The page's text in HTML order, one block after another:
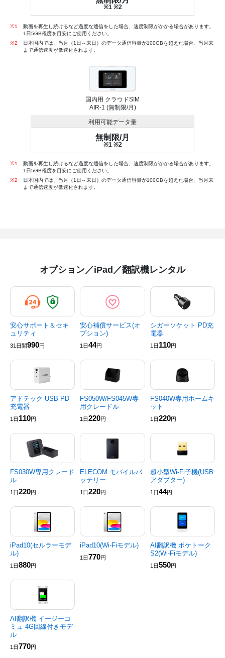
※1 ※2
※1
動画を再生し続けるなど過度な通信をした場合、速度制限がかかる場合があります。
1日5GB程度を目安にご使用ください。
※2
日本国内では、当月（1日～末日）のデータ通信容量が100GBを超えた場合、当月末
まで通信速度が低速化されます。
国内用 クラウドSIM
AIR-1 (無制限/月)
利用可能データ量
無制限/月
※1 ※2
※1
動画を再生し続けるなど過度な通信をした場合、速度制限がかかる場合があります。
1日5GB程度を目安にご使用ください。
※2
日本国内では、当月（1日～末日）のデータ通信容量が100GBを超えた場合、当月末
まで通信速度が低速化されます。
オプション／iPad／翻訳機レンタル
安心サポート＆セキ
ュリティ
31日間990円
安心補償サービス(オ
プション)
1日44円
シガーソケット PD充
電器
1日 110円
アドテック USB PD
充電器
1日 110円
FS050W/FS045W専
用クレードル
1日220円
FS040W専用ホームキ
ット
1日220円
FS030W専用クレード
ル
1日220円
ELECOM モバイルバ
ッテリー
1日220円
超小型Wi-Fi子機(USB
アダプター)
1日44円
iPad10(セルラーモデ
ル)
1日880円
iPad10(Wi-Fiモデル)
1日770円
AI翻訳機 ポケトーク
S2(Wi-Fiモデル)
1日550円
AI翻訳機 イージーコ
ミュ 4G回線付きモデ
ル
1日770円